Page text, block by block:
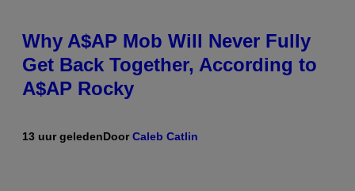
Why A$AP Mob Will Never Fully
Get Back Together, According to
A$AP Rocky
13 uur geledenDoorCaleb Catlin